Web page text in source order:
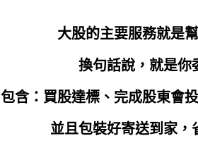
大股的主要服務就是
換句話說，就是你
包含：買股達標、完成股東會
並且包裝好寄送到家，